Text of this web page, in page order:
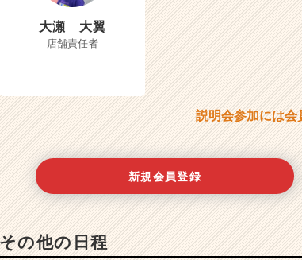
大瀬 大翼
店舗責任者
説明会参加には会
新規会員登録
その他の日程